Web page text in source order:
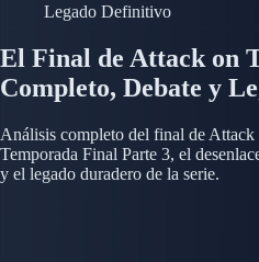
Legado Definitivo
El Final de Attack on
Completo, Debate y
Análisis completo del final de Attack
Temporada Final Parte 3, el
y el legado duradero de la serie.